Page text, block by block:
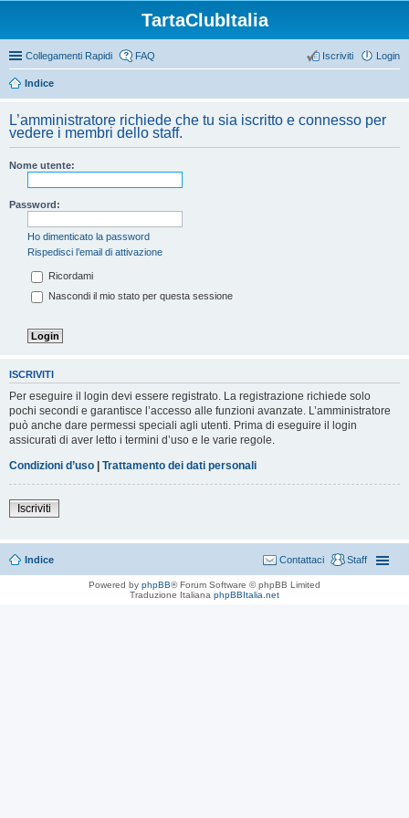
TartaClubItalia
Collegamenti Rapidi FAQ Login
Iscriviti
Indice
L’amministratore richiede che tu sia iscritto e connesso per
vedere i membri dello staff.
Nome utente:
Password:
Ho dimenticato la password
Rispedisci l’email di attivazione
Ricordami
Nascondi il mio stato per questa sessione
ISCRIVITI
Per eseguire il login devi essere registrato. La registrazione richiede solo
pochi secondi e garantisce l’accesso alle funzioni avanzate. L’amministratore
può anche dare permessi speciali agli utenti. Prima di eseguire il login
assicurati di aver letto i termini d’uso e le varie regole.
Condizioni d’uso | Trattamento dei dati personali
Iscriviti
Indice Staff
Contattaci
Powered by phpBB® Forum Software © phpBB Limited
Traduzione Italiana phpBBItalia.net